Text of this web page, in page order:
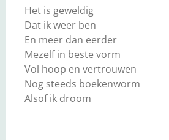
Het is geweldig
Dat ik weer ben
En meer dan eerder
Mezelf in beste vorm
Vol hoop en vertrouwen
Nog steeds boekenworm
Alsof ik droom